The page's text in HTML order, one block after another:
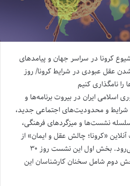
کرونا در سراسر جهان و پیامدهای
اسلامی ایران در بیروت برنامه‌ها و
شرایط و محدودیت‌های اجتماعی جدید،
نشست‌ها و میزگردهای فرهنگی،
«کرونا؛ چالش عقل و ایمان» از
جمله این برنامه‌ها به شمار می‌رود. بخش اول این نشست روز ۳۰
دوم شامل سخنان کارشناسان این